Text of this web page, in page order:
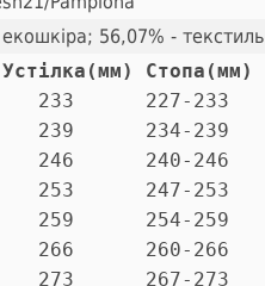
56,07% - текстиль
Стопа(мм)
233      227-233
239      234-239
246      240-246
253      247-253
259      254-259
266      260-266
273      267-273